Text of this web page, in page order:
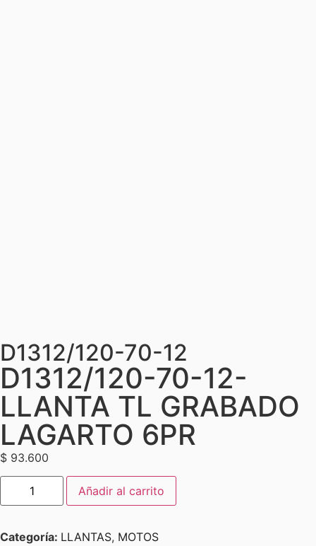
D1312/120-70-12
D1312/120-70-12-
LLANTA TL GRABADO
LAGARTO 6PR
$ 93.600
Añadir al carrito
Categoría: LLANTAS, MOTOS